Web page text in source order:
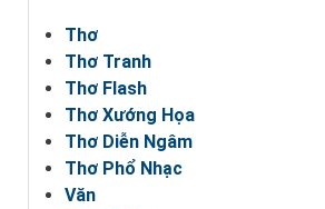
Thơ
Thơ Tranh
Thơ Flash
Thơ Xướng Họa
Thơ Diễn Ngâm
Thơ Phổ Nhạc
Văn